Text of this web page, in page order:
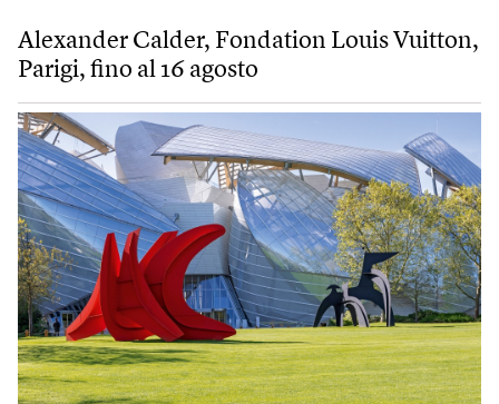
Alexander Calder, Fondation Louis Vuitton,
Parigi, fino al 16 agosto